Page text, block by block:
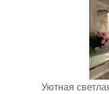
Уютная